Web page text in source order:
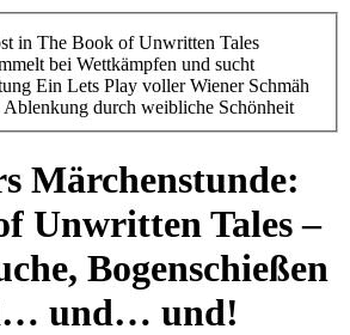
in The Book of Unwritten Tales
bei Wettkämpfen und sucht
Ein Lets Play voller Wiener Schmäh
durch weibliche Schönheit
Märchenstunde:
Unwritten Tales –
Bogenschießen
und… und!